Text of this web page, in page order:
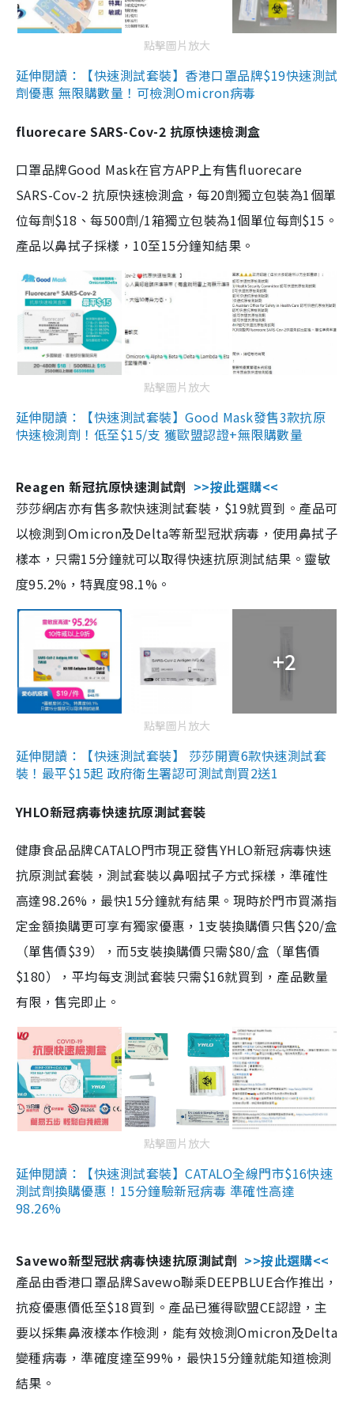
點擊圖片放大
延伸閱讀：【快速測試套裝】香港口罩品牌$19快速測試
劑優惠 無限購數量！可檢測Omicron病毒
fluorecare SARS-Cov-2 抗原快速檢測盒
口罩品牌Good Mask在官方APP上有售fluorecare
SARS-Cov-2 抗原快速檢測盒，每20劑獨立包裝為1個單
位每劑$18、每500劑/1箱獨立包裝為1個單位每劑$15。
產品以鼻拭子採樣，10至15分鐘知結果。
點擊圖片放大
延伸閱讀：【快速測試套裝】Good Mask發售3款抗原
快速檢測劑！低至$15/支 獲歐盟認證+無限購數量
Reagen 新冠抗原快速測試劑 >>按此選購<<
莎莎網店亦有售多款快速測試套裝，$19就買到。產品可
以檢測到Omicron及Delta等新型冠狀病毒，使用鼻拭子
樣本，只需15分鐘就可以取得快速抗原測試結果。靈敏
度95.2%，特異度98.1%。
+2
點擊圖片放大
延伸閱讀：【快速測試套裝】 莎莎開賣6款快速測試套
裝！最平$15起 政府衛生署認可測試劑買2送1
YHLO新冠病毒快速抗原測試套裝
健康食品品牌CATALO門市現正發售YHLO新冠病毒快速
抗原測試套裝，測試套裝以鼻咽拭子方式採樣，準確性
高達98.26%，最快15分鐘就有結果。現時於門市買滿指
定金額換購更可享有獨家優惠，1支裝換購價只售$20/盒
（單售價$39），而5支裝換購價只需$80/盒（單售價
$180），平均每支測試套裝只需$16就買到，產品數量
有限，售完即止。
點擊圖片放大
延伸閱讀：【快速測試套裝】CATALO全線門市$16快速
測試劑換購優惠！15分鐘驗新冠病毒 準確性高達
98.26%
Savewo新型冠狀病毒快速抗原測試劑 >>按此選購<<
產品由香港口罩品牌Savewo聯乘DEEPBLUE合作推出，
抗疫優惠價低至$18買到。產品已獲得歐盟CE認證，主
要以採集鼻液樣本作檢測，能有效檢測Omicron及Delta
變種病毒，準確度達至99%，最快15分鐘就能知道檢測
結果。